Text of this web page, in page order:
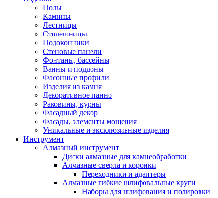
Полы
Камины
Лестницы
Столешницы
Подоконники
Стеновые панели
Фонтаны, бассейны
Ванны и поддоны
Фасонные профили
Изделия из камня
Декоративное панно
Раковины, курны
Фасадный декор
Фасады, элементы мощения
Уникальные и эксклюзивные изделия
Инструмент
Алмазный инструмент
Диски алмазные для камнеобработки
Алмазные сверла и коронки
Переходники и адаптеры
Алмазные гибкие шлифовальные круги
Наборы для шлифования и полировки